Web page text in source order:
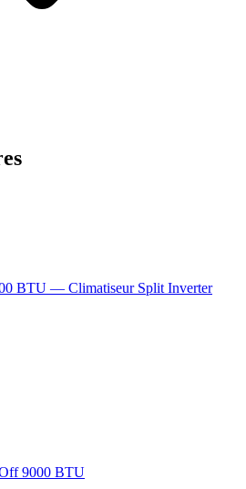
BTU — Climatiseur Split Inverter
9000 BTU